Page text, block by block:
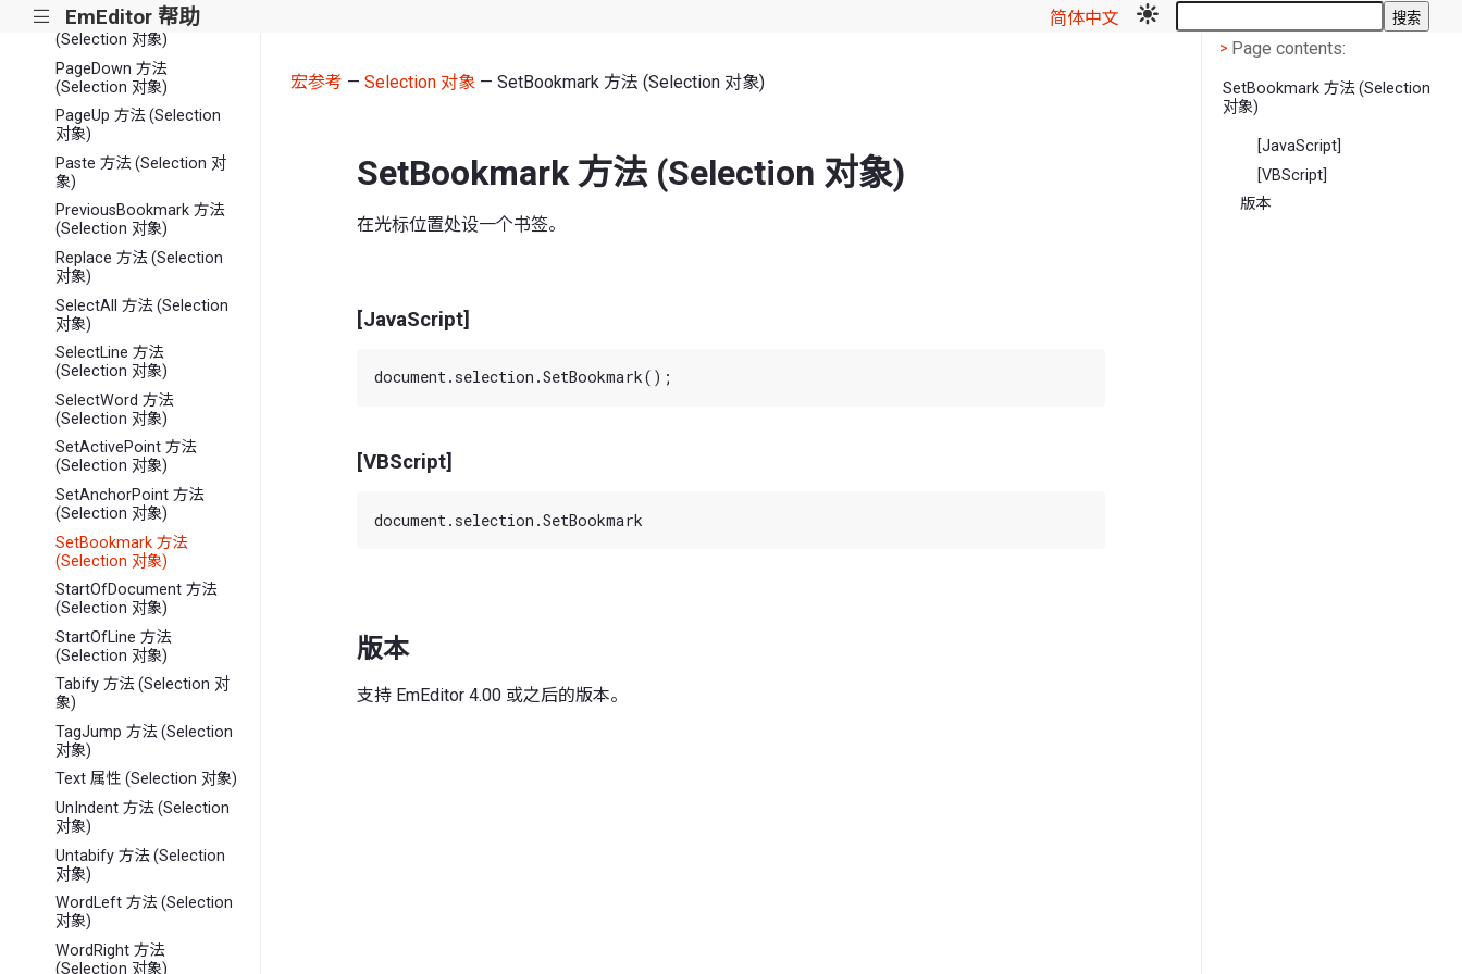
||| EmEditor 帮助 简体中文 搜索
OverwriteMode 属性
(Selection 对象)
PageDown 方法
(Selection 对象)
PageUp 方法 (Selection
对象)
Paste 方法 (Selection 对
象)
PreviousBookmark 方法
(Selection 对象)
Replace 方法 (Selection
对象)
SelectAll 方法 (Selection
对象)
SelectLine 方法
(Selection 对象)
SelectWord 方法
(Selection 对象)
SetActivePoint 方法
(Selection 对象)
SetAnchorPoint 方法
(Selection 对象)
SetBookmark 方法
(Selection 对象)
StartOfDocument 方法
(Selection 对象)
StartOfLine 方法
(Selection 对象)
Tabify 方法 (Selection 对
象)
TagJump 方法 (Selection
对象)
Text 属性 (Selection 对象)
UnIndent 方法 (Selection
对象)
Untabify 方法 (Selection
对象)
WordLeft 方法 (Selection
对象)
WordRight 方法
(Selection 对象)
宏参考 — Selection 对象— SetBookmark 方法 (Selection 对象)
SetBookmark 方法 (Selection 对象)
在光标位置处设一个书签。
[JavaScript]
[VBScript]
版本
支持 EmEditor 4.00 或之后的版本。
< Page contents
> Page contents:
SetBookmark 方法 (Selection
对象)
[JavaScript]
[VBScript]
版本